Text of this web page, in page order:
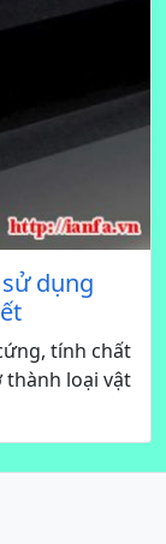
dụng
tính chất
thành loại vật